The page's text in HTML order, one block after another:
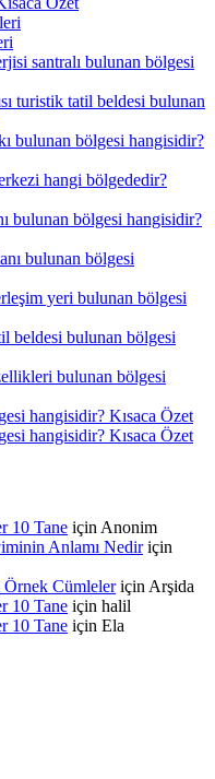
santralı bulunan bölgesi
turistik tatil beldesi bulunan
bulunan bölgesi hangisidir?
hangi bölgededir?
bulunan bölgesi hangisidir?
bulunan bölgesi
yeri bulunan bölgesi
beldesi bulunan bölgesi
bulunan bölgesi
hangisidir? Kısaca Özet
hangisidir? Kısaca Özet
10 Tane için Anonim
Anlamı Nediriçin
Cümleleriçin Arşida
10 Tane için halil
10 Tane için Ela